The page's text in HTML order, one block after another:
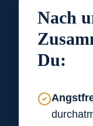
Nach
Du: